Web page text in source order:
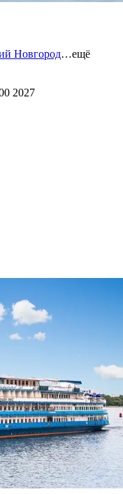
Новгород…ещё
2027